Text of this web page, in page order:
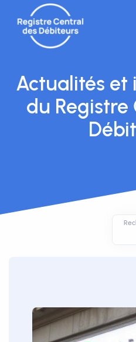
Actualités et
du Registre